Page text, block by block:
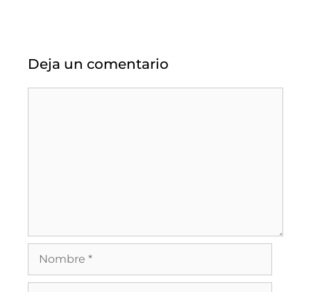
Deja un comentario